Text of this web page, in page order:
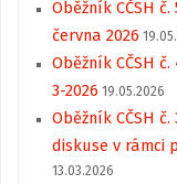
Oběžník CČSH
června 2026
Oběžník CČSH
3-2026 19.05.2026
Oběžník CČSH
diskuse v rámci
13.03.2026